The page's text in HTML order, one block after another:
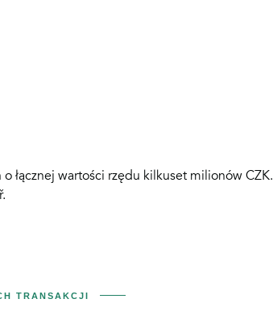
łącznej wartości rzędu kilkuset milionów CZK.
TRANSAKCJI